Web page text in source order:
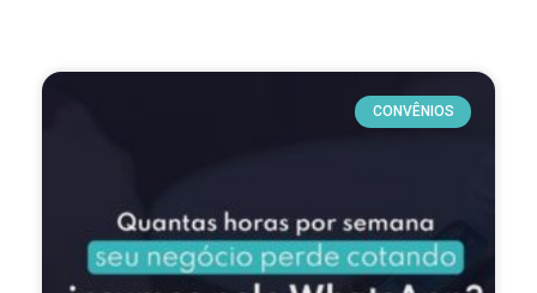
CONVÊNIOS